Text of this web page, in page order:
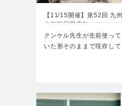
【11/15開催】第52回 九州
大学附属図書館 …
クンケル先生が生前使って
いた形そのままで現存して